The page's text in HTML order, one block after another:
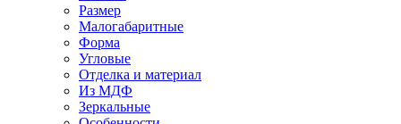
Размер
Малогабаритные
Форма
Угловые
Отделка и материал
Из МДФ
Зеркальные